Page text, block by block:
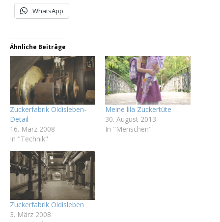
WhatsApp
Ähnliche Beiträge
Zuckerfabrik Oldisleben-
Detail
16. März 2008
In "Technik"
Meine lila Zuckertüte
30. August 2013
In "Menschen"
Zuckerfabrik Oldisleben
3. März 2008